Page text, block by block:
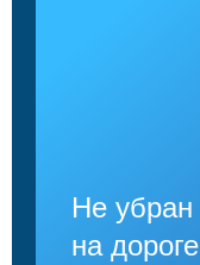
Не убран
на